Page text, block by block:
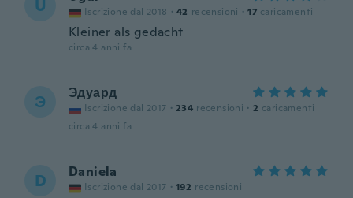
U Iscrizione dal 2018 · 42 recensioni · 17 caricamenti
Kleiner als gedacht
circa 4 anni fa
Э Эдуард
Iscrizione dal 2017 · 234 recensioni · 2 caricamenti
circa 4 anni fa
D Daniela
Iscrizione dal 2017 · 192 recensioni